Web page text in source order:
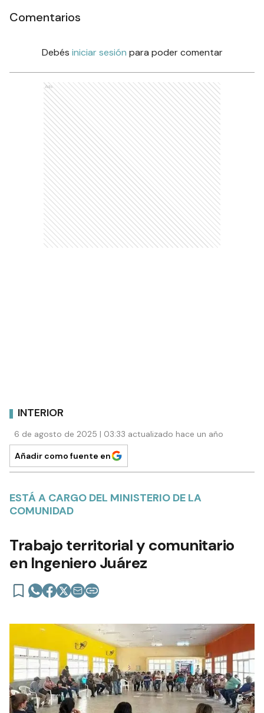
Comentarios
Debés iniciar sesión para poder comentar
Ads
INTERIOR
6 de agosto de 2025 | 03:33 actualizado hace un año
Añadir como fuente en
ESTÁ A CARGO DEL MINISTERIO DE LA
COMUNIDAD
Trabajo territorial y comunitario
en Ingeniero Juárez